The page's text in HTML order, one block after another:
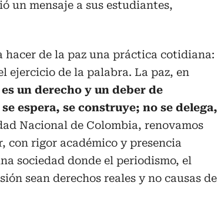
un mensaje a sus estudiantes,
hacer de la paz una práctica cotidiana:
ejercicio de la palabra. La paz, en
un derecho y un deber de
espera, se construye; no se delega,
Nacional de Colombia, renovamos
con rigor académico y presencia
sociedad donde el periodismo, el
sean derechos reales y no causas de